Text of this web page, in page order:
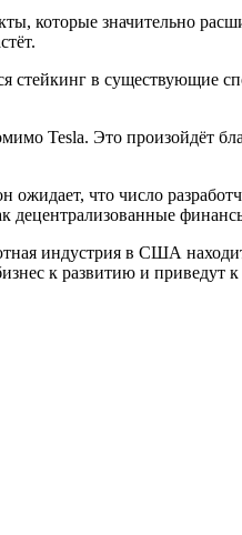
которые значительно
стейкинг в существующие
Tesla. Это произойдёт
что число
децентрализованные
индустрия в США
к развитию и приведут